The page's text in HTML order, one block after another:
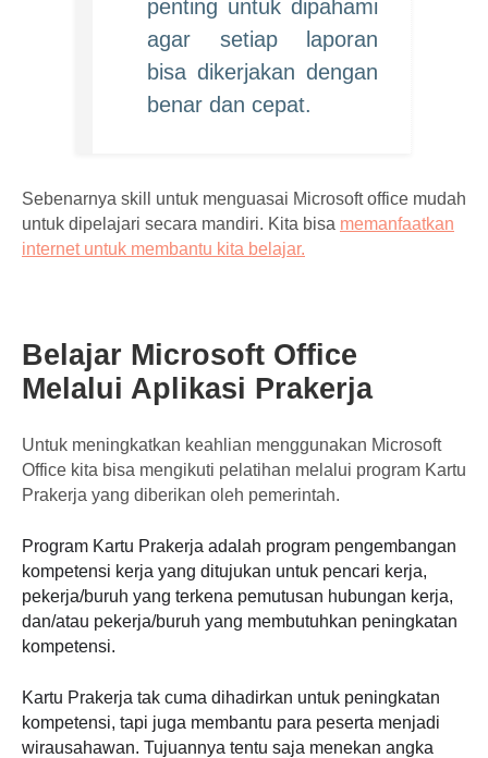
penting untuk dipahami
agar setiap laporan
bisa dikerjakan dengan
benar dan cepat.
Sebenarnya skill untuk menguasai Microsoft office mudah
untuk dipelajari secara mandiri. Kita bisa memanfaatkan
internet untuk membantu kita belajar.
Belajar Microsoft Office
Melalui Aplikasi Prakerja
Untuk meningkatkan keahlian menggunakan Microsoft
Office kita bisa mengikuti pelatihan melalui program Kartu
Prakerja yang diberikan oleh pemerintah.
Program Kartu Prakerja adalah program pengembangan
kompetensi kerja yang ditujukan untuk pencari kerja,
pekerja/buruh yang terkena pemutusan hubungan kerja,
dan/atau pekerja/buruh yang membutuhkan peningkatan
kompetensi.
Kartu Prakerja tak cuma dihadirkan untuk peningkatan
kompetensi, tapi juga membantu para peserta menjadi
wirausahawan. Tujuannya tentu saja menekan angka